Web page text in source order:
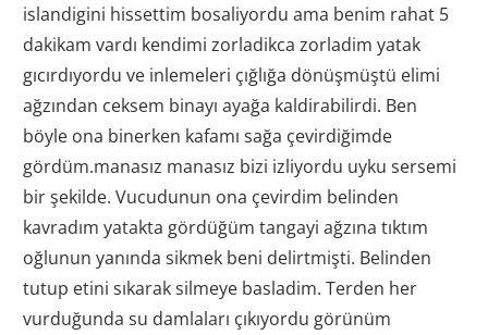
islandigini hissettim bosaliyordu ama benim rahat 5
dakikam vardı kendimi zorladikca zorladim yatak
gıcırdıyordu ve inlemeleri çığlığa dönüşmüştü elimi
ağzından ceksem binayı ayağa kaldirabilirdi. Ben
böyle ona binerken kafamı sağa çevirdiğimde
gördüm.manasız manasız bizi izliyordu uyku sersemi
bir şekilde. Vucudunun ona çevirdim belinden
kavradım yatakta gördüğüm tangayi ağzına tıktım
oğlunun yanında sikmek beni delirtmişti. Belinden
tutup etini sıkarak silmeye basladim. Terden her
vurduğunda su damlaları çıkıyordu görünüm